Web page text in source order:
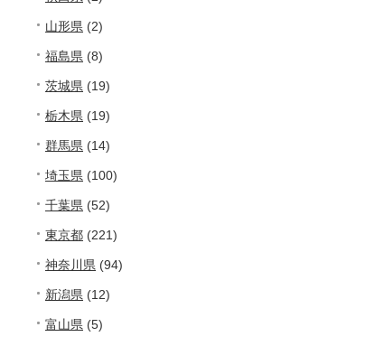
山形県 (2)
福島県 (8)
茨城県 (19)
栃木県 (19)
群馬県 (14)
埼玉県 (100)
千葉県 (52)
東京都 (221)
神奈川県 (94)
新潟県 (12)
富山県 (5)